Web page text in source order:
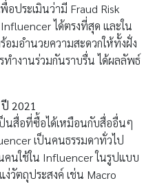
อประเมินว่ามี Fraud Risk
Influencer ได้ตรงที่สุด และใน
มอำนวยความสะดวกให้ทั้งฝั่ง
ำงานร่วมกันราบรื่น ได้ผลลัพธ์
ปี 2021
นสื่อที่ซื้อได้เหมือนกับสื่ออื่นๆ
เป็นคนธรรมดาทั่วไป
คนใช้ใน Influencer ในรูปแบบ
วัตถุประสงค์ เช่น Macro